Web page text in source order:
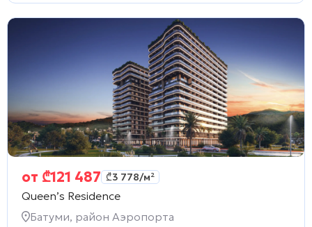
от ₾121 487 ₾3 778/м²
Queen’s Residence
Батуми, район Аэропорта